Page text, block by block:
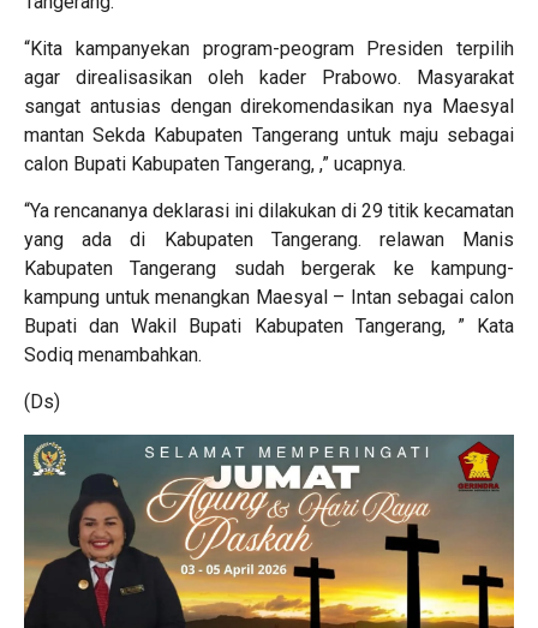
“Kita kampanyekan program-peogram Presiden terpilih
agar direalisasikan oleh kader Prabowo. Masyarakat
sangat antusias dengan direkomendasikan nya Maesyal
mantan Sekda Kabupaten Tangerang untuk maju sebagai
calon Bupati Kabupaten Tangerang, ,” ucapnya.
“Ya rencananya deklarasi ini dilakukan di 29 titik kecamatan
yang ada di Kabupaten Tangerang. relawan Manis
Kabupaten Tangerang sudah bergerak ke kampung-
kampung untuk menangkan Maesyal – Intan sebagai calon
Bupati dan Wakil Bupati Kabupaten Tangerang, ” Kata
Sodiq menambahkan.
(Ds)